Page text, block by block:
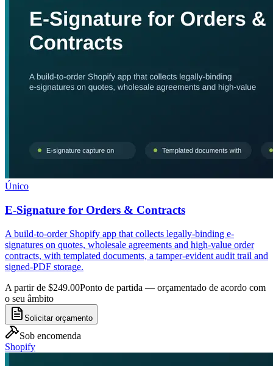
Único
E-Signature for Orders & Contracts
A build-to-order Shopify app that collects legally-binding e-
signatures on quotes, wholesale agreements and high-value order
contracts, with templated documents, a tamper-evident audit trail and
signed-PDF storage.
A partir de $249.00Ponto de partida — orçamentado de acordo com
o seu âmbito
Solicitar orçamento
Sob encomenda
Shopify